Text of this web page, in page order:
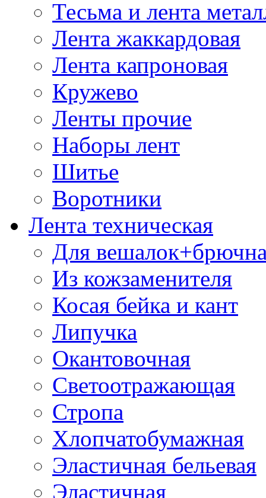
Тесьма и лента
Лента жаккардовая
Лента капроновая
Кружево
Ленты прочие
Наборы лент
Шитье
Воротники
Лента техническая
Для
Из кожзаменителя
Косая бейка и кант
Липучка
Окантовочная
Светоотражающая
Стропа
Хлопчатобумажная
Эластичная бельевая
Эластичная